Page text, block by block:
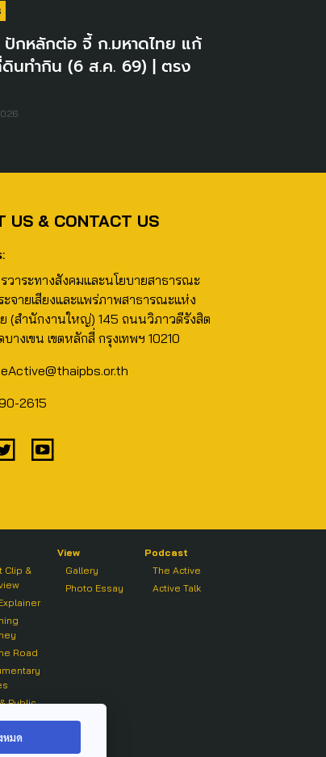
กหลักต่อ จี้ ก.มหาดไทย แก้
นทำกิน (6 ส.ค. 69) | ตรง
US & CONTACT US
วาระทางสังคมและนโยบายสาธารณะ
ะจายเสียงและแพร่ภาพสาธารณะแห่ง
ย (สำนักงานใหญ่) 145 ถนนวิภาวดีรังสิต
างเขน เขตหลักสี่ กรุงเทพฯ 10210
2615
Clip &
Road
Public
Clip
View
Gallery
Photo Essay
Podcast
The Active
Active Talk
หมด